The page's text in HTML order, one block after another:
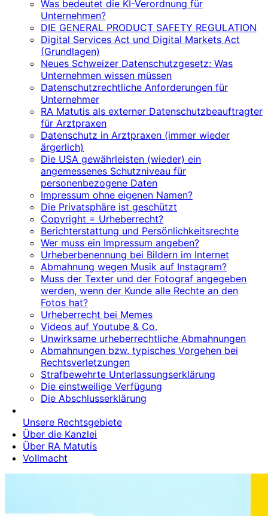
Was bedeutet die KI-Verordnung für
Unternehmen?
DIE GENERAL PRODUCT SAFETY REGULATION
Digital Services Act und Digital Markets Act
(Grundlagen)
Neues Schweizer Datenschutzgesetz: Was
Unternehmen wissen müssen
Datenschutzrechtliche Anforderungen für
Unternehmer
RA Matutis als externer Datenschutzbeauftragter
für Arztpraxen
Datenschutz in Arztpraxen (immer wieder
ärgerlich)
Die USA gewährleisten (wieder) ein
angemessenes Schutzniveau für
personenbezogene Daten
Impressum ohne eigenen Namen?
Die Privatsphäre ist geschützt
Copyright = Urheberrecht?
Berichterstattung und Persönlichkeitsrechte
Wer muss ein Impressum angeben?
Urheberbenennung bei Bildern im Internet
Abmahnung wegen Musik auf Instagram?
Muss der Texter und der Fotograf angegeben
werden, wenn der Kunde alle Rechte an den
Fotos hat?
Urheberrecht bei Memes
Videos auf Youtube & Co.
Unwirksame urheberrechtliche Abmahnungen
Abmahnungen bzw. typisches Vorgehen bei
Rechtsverletzungen
Strafbewehrte Unterlassungserklärung
Die einstweilige Verfügung
Die Abschlusserklärung
Unsere Rechtsgebiete
Über die Kanzlei
Über RA Matutis
Vollmacht